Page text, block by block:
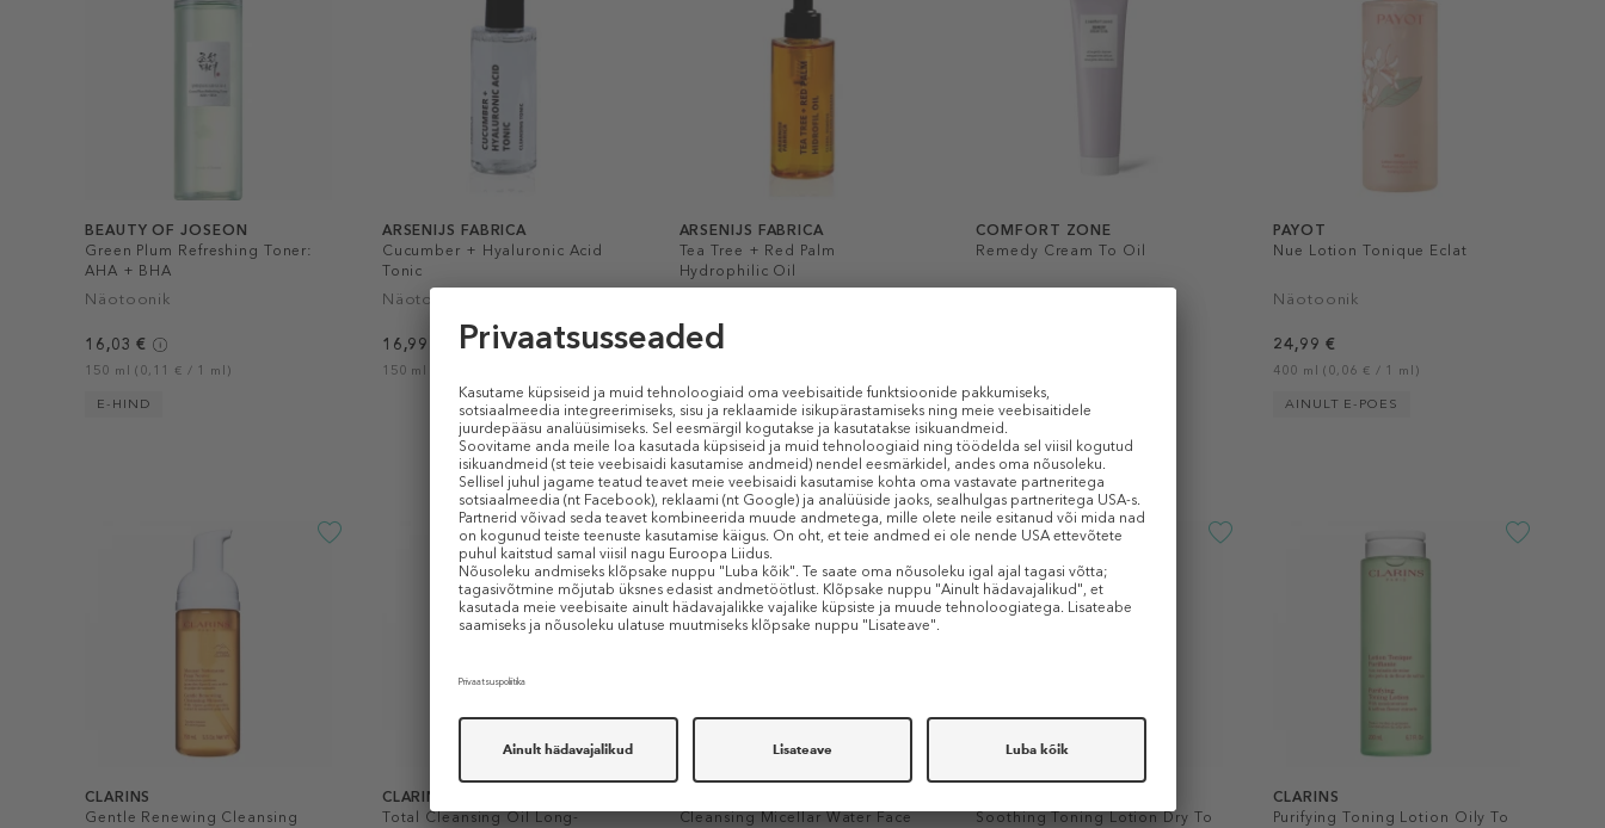
BEAUTY OF JOSEON
Green Plum Refreshing Toner:
AHA + BHA
Näotoonik
16,03 €
150 ml (0,11 € / 1 ml)
E-HIND
ARSENIJS FABRICA
Cucumber + Hyaluronic Acid
Tonic
Näotoonik
16,99 €
150 ml (0,11 € / 1 ml)
ARSENIJS FABRICA
Tea Tree + Red Palm
Hydrophilic Oil
27,99 €
COMFORT ZONE
Remedy Cream To Oil
AINULT E-POES
PAYOT
Nue Lotion Tonique Eclat
Näotoonik
24,99 €
400 ml (0,06 € / 1 ml)
AINULT E-POES
CLARINS
Gentle Renewing Cleansing
CLARINS
Total Cleansing Oil Long-
Cleansing Micellar Water Face
Soothing Toning Lotion Dry To
CLARINS
Purifying Toning Lotion Oily To